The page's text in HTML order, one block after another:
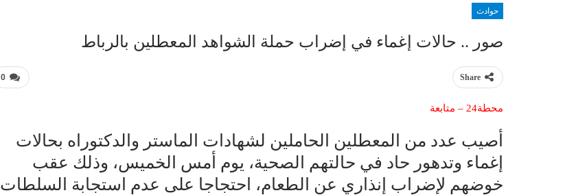
حوادث
صور .. حالات إغماء في إضراب حملة الشواهد المعطلين بالرباط
0 Share
محطة24 – متابعة
أصيب عدد من المعطلين الحاملين لشهادات الماستر والدكتوراه بحالات
إغماء وتدهور حاد في حالتهم الصحية، يوم أمس الخميس، وذلك عقب
خوضهم لإضراب إنذاري عن الطعام، احتجاجا على عدم استجابة السلطات